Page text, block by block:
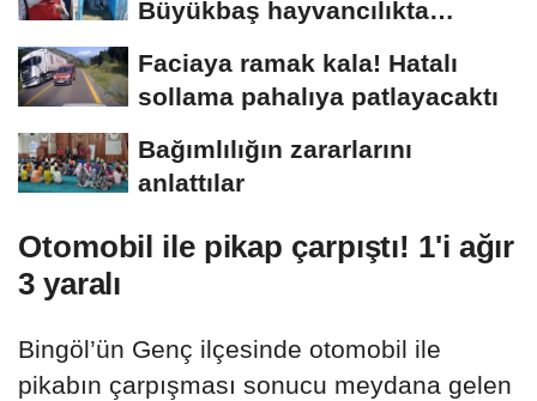
Büyükbaş hayvancılıkta
Faciaya ramak kala! Hatalı
sollama pahalıya patlayacaktı
Bağımlılığın zararlarını
anlattılar
Otomobil ile pikap çarpıştı! 1'i ağır
3 yaralı
Bingöl’ün Genç ilçesinde otomobil ile
pikabın çarpışması sonucu meydana gelen